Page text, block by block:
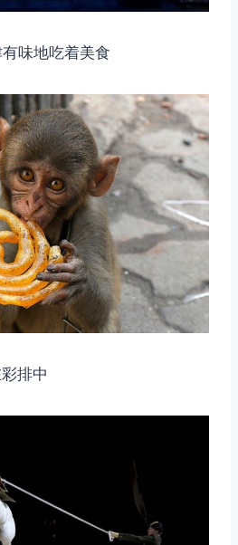
味地吃着美食
排中